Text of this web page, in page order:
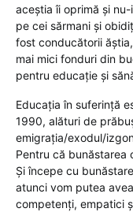
aceștia îi oprimă și
pe cei sărmani și
fost conducătorii
mai mici fonduri din
pentru educație și
Educația în suferință
1990, alături de
emigrația/exodul/
Pentru că bunăstarea
Și începe cu
atunci vom putea
competenți, empatici